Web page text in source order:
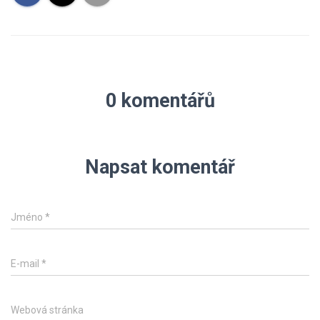
0 komentářů
Napsat komentář
Jméno *
E-mail *
Webová stránka